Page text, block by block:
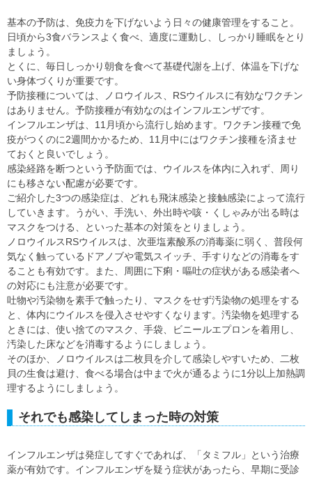
基本の予防は、免疫力を下げないよう日々の健康管理をすること。
日頃から3食バランスよく食べ、適度に運動し、しっかり睡眠をとり
ましょう。
とくに、毎日しっかり朝食を食べて基礎代謝を上げ、体温を下げな
い身体づくりが重要です。
予防接種については、ノロウイルス、RSウイルスに有効なワクチン
はありません。予防接種が有効なのはインフルエンザです。
インフルエンザは、11月頃から流行し始めます。ワクチン接種で免
疫がつくのに2週間かかるため、11月中にはワクチン接種を済ませ
ておくと良いでしょう。
感染経路を断つという予防面では、ウイルスを体内に入れず、周り
にも移さない配慮が必要です。
ご紹介した3つの感染症は、どれも飛沫感染と接触感染によって流行
していきます。うがい、手洗い、外出時や咳・くしゃみが出る時は
マスクをつける、といった基本の対策をとりましょう。
ノロウイルスRSウイルスは、次亜塩素酸系の消毒薬に弱く、普段何
気なく触っているドアノブや電気スイッチ、手すりなどの消毒をす
ることも有効です。また、周囲に下痢・嘔吐の症状がある感染者へ
の対応にも注意が必要です。
吐物や汚染物を素手で触ったり、マスクをせず汚染物の処理をする
と、体内にウイルスを侵入させやすくなります。汚染物を処理する
ときには、使い捨てのマスク、手袋、ビニールエプロンを着用し、
汚染した床などを消毒するようにしましょう。
そのほか、ノロウイルスは二枚貝を介して感染しやすいため、二枚
貝の生食は避け、食べる場合は中まで火が通るように1分以上加熱調
理するようにしましょう。
それでも感染してしまった時の対策
インフルエンザは発症してすぐであれば、「タミフル」という治療
薬が有効です。インフルエンザを疑う症状があったら、早期に受診